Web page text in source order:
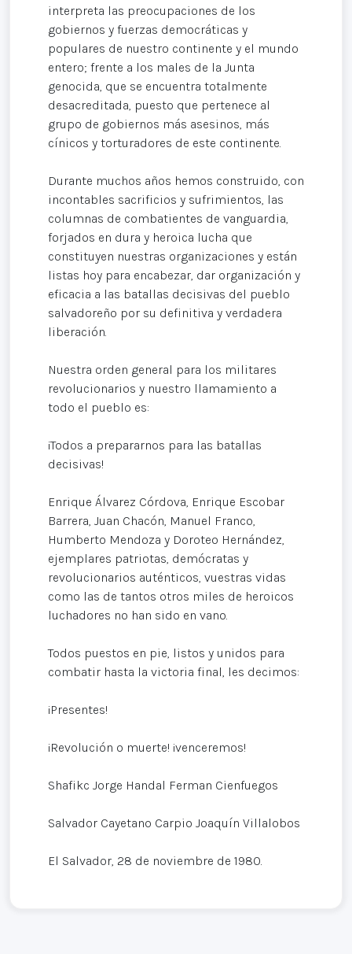
interpreta las preocupaciones de los
gobiernos y fuerzas democráticas y
populares de nuestro continente y el mundo
entero; frente a los males de la Junta
genocida, que se encuentra totalmente
desacreditada, puesto que pertenece al
grupo de gobiernos más asesinos, más
cínicos y torturadores de este continente.
Durante muchos años hemos construido, con
incontables sacrificios y sufrimientos, las
columnas de combatientes de vanguardia,
forjados en dura y heroica lucha que
constituyen nuestras organizaciones y están
listas hoy para encabezar, dar organización y
eficacia a las batallas decisivas del pueblo
salvadoreño por su definitiva y verdadera
liberación.
Nuestra orden general para los militares
revolucionarios y nuestro llamamiento a
todo el pueblo es:
¡Todos a prepararnos para las batallas
decisivas!
Enrique Álvarez Córdova, Enrique Escobar
Barrera, Juan Chacón, Manuel Franco,
Humberto Mendoza y Doroteo Hernández,
ejemplares patriotas, demócratas y
revolucionarios auténticos, vuestras vidas
como las de tantos otros miles de heroicos
luchadores no han sido en vano.
Todos puestos en pie, listos y unidos para
combatir hasta la victoria final, les decimos:
¡Presentes!
¡Revolución o muerte! ¡venceremos!
Shafikc Jorge Handal Ferman Cienfuegos
Salvador Cayetano Carpio Joaquín Villalobos
El Salvador, 28 de noviembre de 1980.